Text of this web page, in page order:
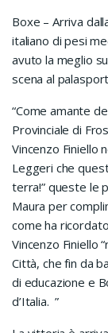
Boxe – Arriva
italiano di pesi
avuto la meglio
scena al
“Come amante
Provinciale di
Vincenzo Finiello
Leggeri che
terra!” queste le
Maura per
come ha
Vincenzo Finiello
Città, che fin da
di educazione e
d’Italia. ”